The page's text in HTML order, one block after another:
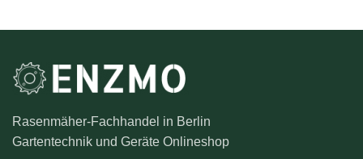
Rasenmäher-Fachhandel in Berlin
Gartentechnik und Geräte Onlineshop